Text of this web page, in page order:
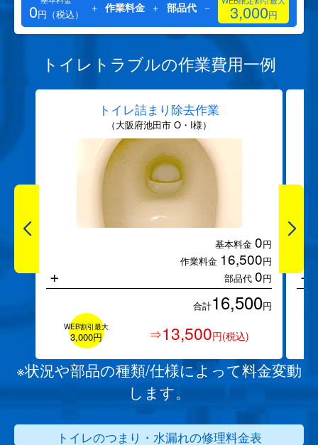
0円（税込） + 作業料金 + 部品代 − 3,000円
トイレトラブルの作業費用一例
トイレ詰まり除去作業
（大阪府池田市 O・I様）
基本料金 0円
作業料金 16,500円
部品代 0円
+
合計16,500円
WEB割引最大
3,000円 ⇒13,500円(税込)
+
※状況や部品の種類/仕様によって料金変動
します。
トイレのつまり・水漏れの修理料金表